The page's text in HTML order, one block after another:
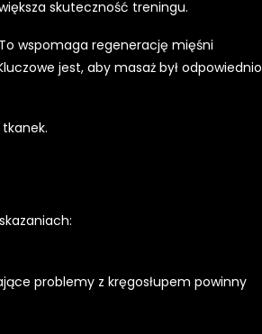
skuteczność treningu.
wspomaga regenerację mięśni
jest, aby masaż był odpowiednio
problemy z kręgosłupem powinny